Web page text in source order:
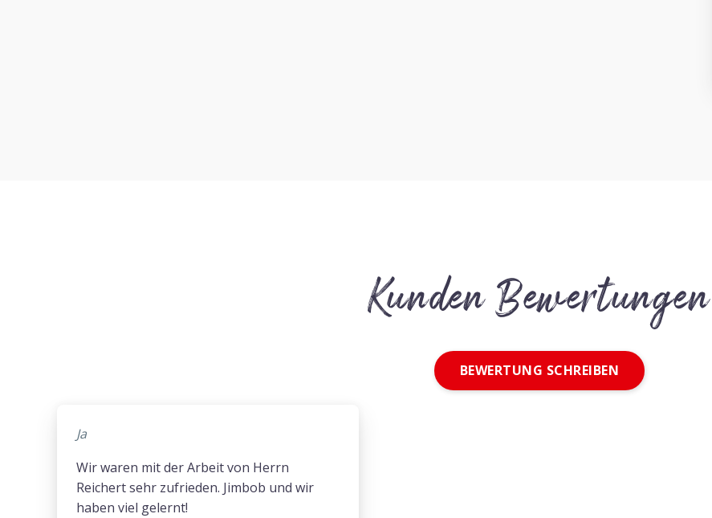
Kunden Bewertungen
BEWERTUNG SCHREIBEN
Ja
Wir waren mit der Arbeit von Herrn
Reichert sehr zufrieden. Jimbob und wir
haben viel gelernt!